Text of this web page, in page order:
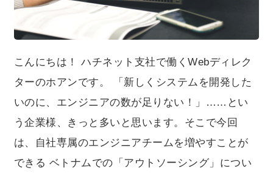
こんにちは！ ハチネット支社で働くWebディレク
ターのホアンです。 「新しくシステムを開発した
いのに、エンジニアの数が足りない！」……とい
う企業様、きっと多いと思います。そこで今回
は、自社専属のエンジニアチームを増やすことが
できる ベトナムでの「アウトソーシング」につい